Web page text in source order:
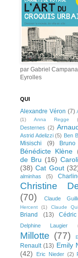
par Gabriel
Eyrolles
QUI
Alexandre Véron (7)
(1)
Anna Regge
Desternes (2)
Astrid Adelizzi (5) Ben
Misischi
(9)
Bénédicte Klène
de Bru (16)
(38) Cat Gout
alminhas
(5)
Christine
(70)
Claude
Hercent
(1) Claude
Briand
(13)
Delphine Laugier
Millotte (77)
Renault (13) Emily
(42)
Eric Nieder (2)